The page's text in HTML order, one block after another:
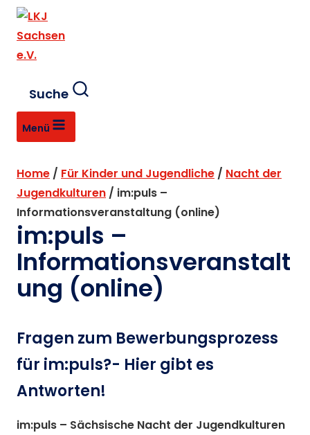
Zum
Inhalt
springen
Suche
Menü
Home / Für Kinder und Jugendliche / Nacht der
Jugendkulturen / im:puls –
Informationsveranstaltung (online)
im:puls –
Informationsveranstalt
ung (online)
Fragen zum Bewerbungsprozess
für im:puls?- Hier gibt es
Antworten!
im:puls – Sächsische Nacht der Jugendkulturen